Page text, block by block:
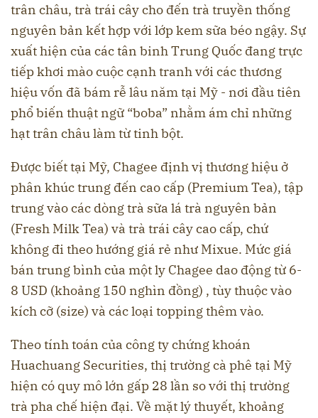
trân châu, trà trái cây cho đến trà truyền thống
nguyên bản kết hợp với lớp kem sữa béo ngậy. Sự
xuất hiện của các tân binh Trung Quốc đang trực
tiếp khơi mào cuộc cạnh tranh với các thương
hiệu vốn đã bám rễ lâu năm tại Mỹ - nơi đầu tiên
phổ biến thuật ngữ “boba” nhằm ám chỉ những
hạt trân châu làm từ tinh bột.
Được biết tại Mỹ, Chagee định vị thương hiệu ở
phân khúc trung đến cao cấp (Premium Tea), tập
trung vào các dòng trà sữa lá trà nguyên bản
(Fresh Milk Tea) và trà trái cây cao cấp, chứ
không đi theo hướng giá rẻ như Mixue. Mức giá
bán trung bình của một ly Chagee dao động từ 6-
8 USD (khoảng 150 nghìn đồng) , tùy thuộc vào
kích cỡ (size) và các loại topping thêm vào.
Theo tính toán của công ty chứng khoán
Huachuang Securities, thị trường cà phê tại Mỹ
hiện có quy mô lớn gấp 28 lần so với thị trường
trà pha chế hiện đại. Về mặt lý thuyết, khoảng